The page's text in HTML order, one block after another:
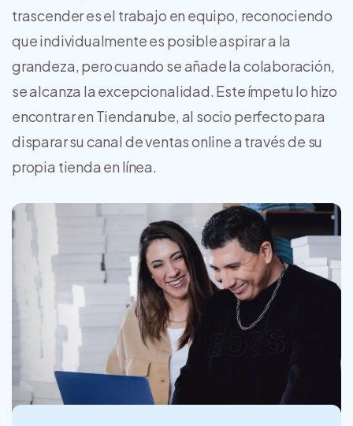
trascender es el trabajo en equipo, reconociendo
que individualmente es posible aspirar a la
grandeza, pero cuando se añade la colaboración,
se alcanza la excepcionalidad. Este ímpetu lo hizo
encontrar en Tiendanube, al socio perfecto para
disparar su canal de ventas online a través de su
propia tienda en línea.